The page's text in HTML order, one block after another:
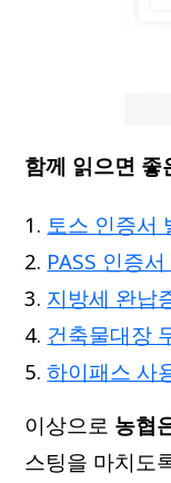
함께 읽으면 좋
토스 인증서
PASS 인증
지방세 완납
건축물대장
하이패스 사
이상으로 농협
스팅을 마치도